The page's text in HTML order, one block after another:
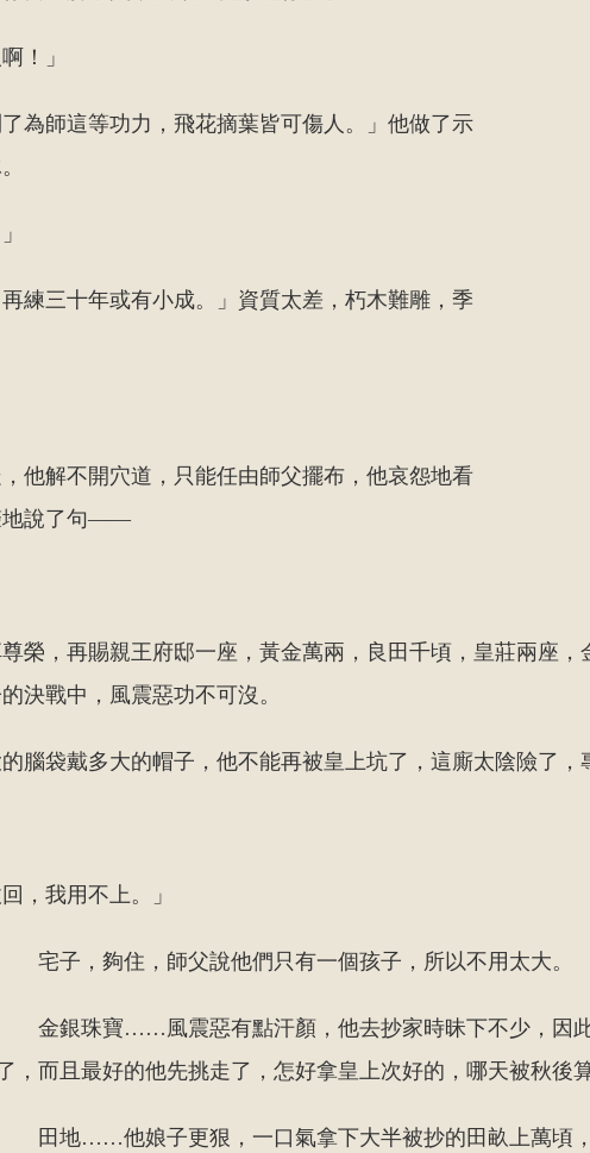
！」
為師這等功力，飛花摘葉皆可傷人。」他做了示
練三十年或有小成。」資質太差，朽木難雕，季
他解不開穴道，只能任由師父擺布，他哀怨地看
地說了句——
榮，再賜親王府邸一座，黃金萬兩，良田千頃，皇莊兩座，
決戰中，風震惡功不可沒。
腦袋戴多大的帽子，他不能再被皇上坑了，這廝太陰險了，
，我用不上。」
宅子，夠住，師父說他們只有一個孩子，所以不用太大。
金銀珠寶……風震惡有點汗顏，他去抄家時昧下不少，因
，而且最好的他先挑走了，怎好拿皇上次好的，哪天被秋後
田地……他娘子更狠，一口氣拿下大半被抄的田畝上萬頃